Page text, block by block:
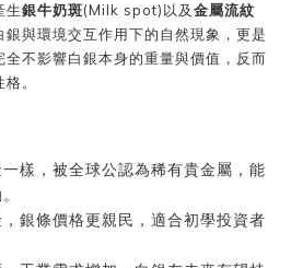
生銀牛奶斑(Milk spot)以及金屬流紋
與環境交互作用下的自然現象，更是
全不影響白銀本身的重量與價值，反而
。
樣，被全球公認為稀有貴金屬，能
銀條價格更親民，適合初學投資者